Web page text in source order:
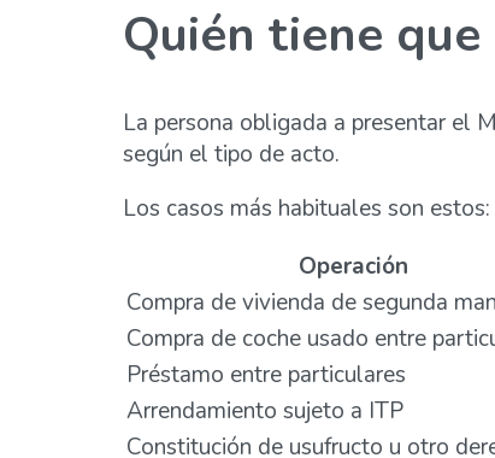
Quién tiene
La persona obligada a presentar el
según el tipo de acto.
Los casos más habituales son estos:
Operación
Compra de vivienda de segunda
Compra de coche usado entre
Préstamo entre particulares
Arrendamiento sujeto a ITP
Constitución de usufructo u otro